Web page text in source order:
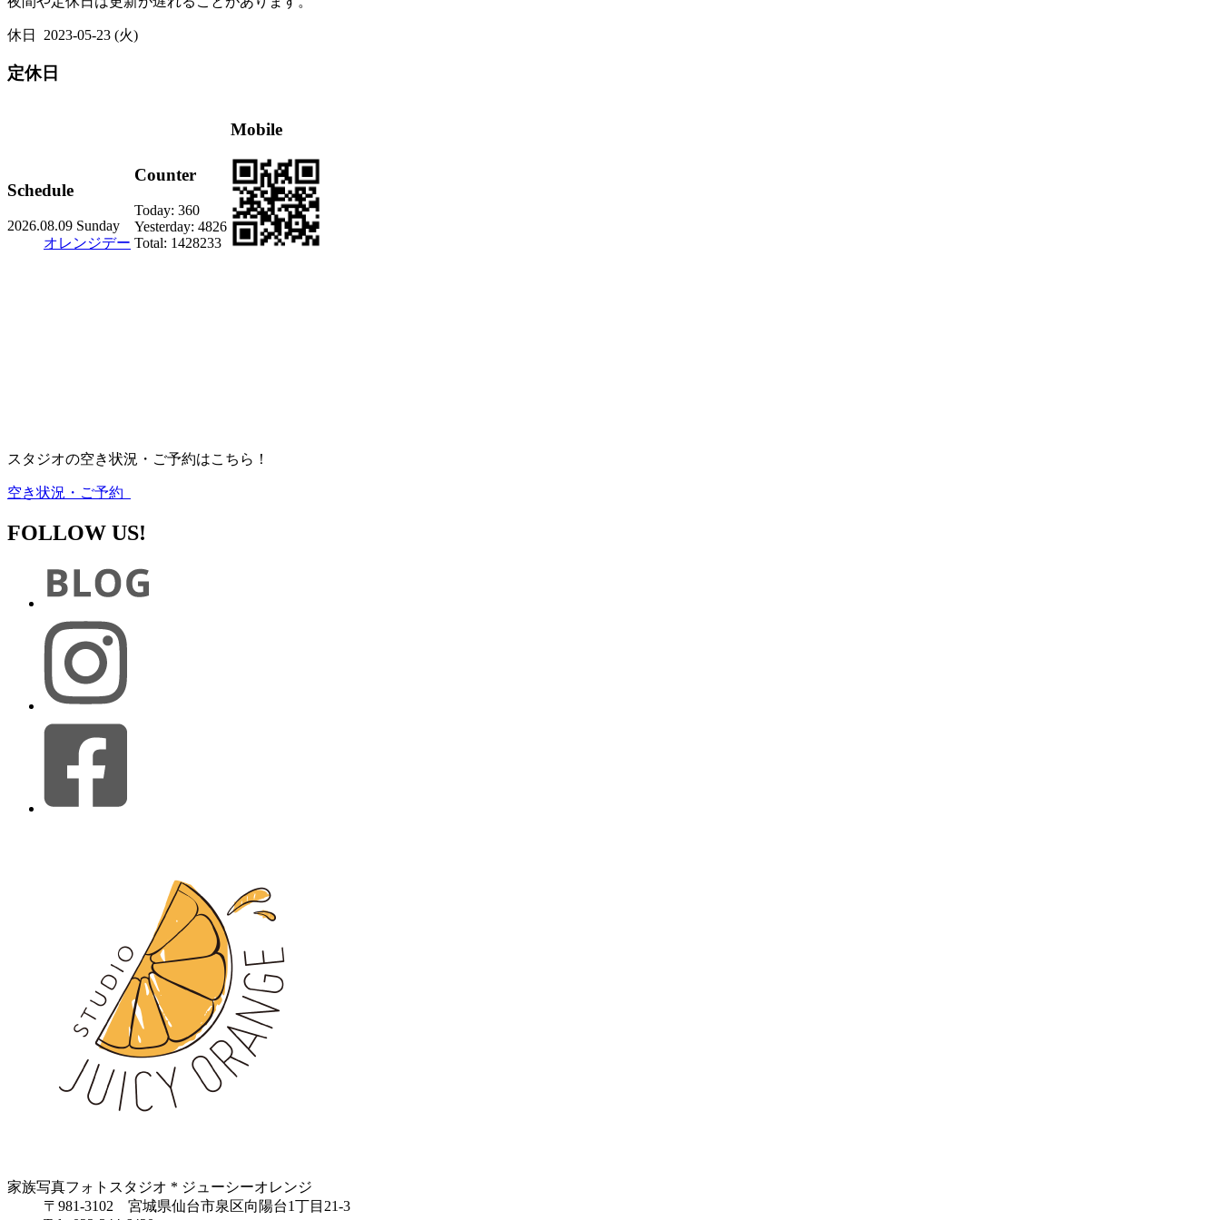
休日 2023-05-23 (火)
定休日
Schedule
2026.08.09 Sunday
オレンジデー
Counter
Today: 360
Yesterday: 4826
Total: 1428233
Mobile
スタジオの空き状況・ご予約はこちら！
空き状況・ご予約
FOLLOW US!
家族写真フォトスタジオ * ジューシーオレンジ
〒981-3102 宮城県仙台市泉区向陽台1丁目21-3